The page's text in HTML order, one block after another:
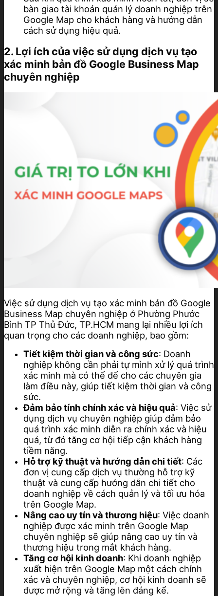
bàn giao tài khoản quản lý doanh nghiệp trên
Google Map cho khách hàng và hướng dẫn
cách sử dụng hiệu quả.
2. Lợi ích của việc sử dụng dịch vụ tạo
xác minh bản đồ Google Business Map
chuyên nghiệp
Việc sử dụng dịch vụ tạo xác minh bản đồ Google
Business Map chuyên nghiệp ở Phường Phước
Bình TP Thủ Đức, TP.HCM mang lại nhiều lợi ích
quan trọng cho các doanh nghiệp, bao gồm:
Tiết kiệm thời gian và công sức: Doanh
nghiệp không cần phải tự mình xử lý quá trình
xác minh mà có thể để cho các chuyên gia
làm điều này, giúp tiết kiệm thời gian và công
sức.
Đảm bảo tính chính xác và hiệu quả: Việc sử
dụng dịch vụ chuyên nghiệp giúp đảm bảo
quá trình xác minh diễn ra chính xác và hiệu
quả, từ đó tăng cơ hội tiếp cận khách hàng
tiềm năng.
Hỗ trợ kỹ thuật và hướng dẫn chi tiết: Các
đơn vị cung cấp dịch vụ thường hỗ trợ kỹ
thuật và cung cấp hướng dẫn chi tiết cho
doanh nghiệp về cách quản lý và tối ưu hóa
trên Google Map.
Nâng cao uy tín và thương hiệu: Việc doanh
nghiệp được xác minh trên Google Map
chuyên nghiệp sẽ giúp nâng cao uy tín và
thương hiệu trong mắt khách hàng.
Tăng cơ hội kinh doanh: Khi doanh nghiệp
xuất hiện trên Google Map một cách chính
xác và chuyên nghiệp, cơ hội kinh doanh sẽ
được mở rộng và tăng lên đáng kể.